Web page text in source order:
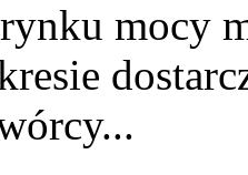
mocy